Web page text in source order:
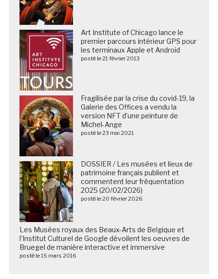
Art Institute of Chicago lance le
premier parcours intérieur GPS pour
les terminaux Apple et Android
posté le 21 février 2013
Fragilisée par la crise du covid-19, la
Galerie des Offices a vendu la
version NFT d’une peinture de
Michel-Ange
posté le 23 mai 2021
DOSSIER / Les musées et lieux de
patrimoine français publient et
commentent leur fréquentation
2025 (20/02/2026)
posté le 20 février 2026
Les Musées royaux des Beaux-Arts de Belgique et
l’Institut Culturel de Google dévoilent les oeuvres de
Bruegel de manière interactive et immersive
posté le 15 mars 2016